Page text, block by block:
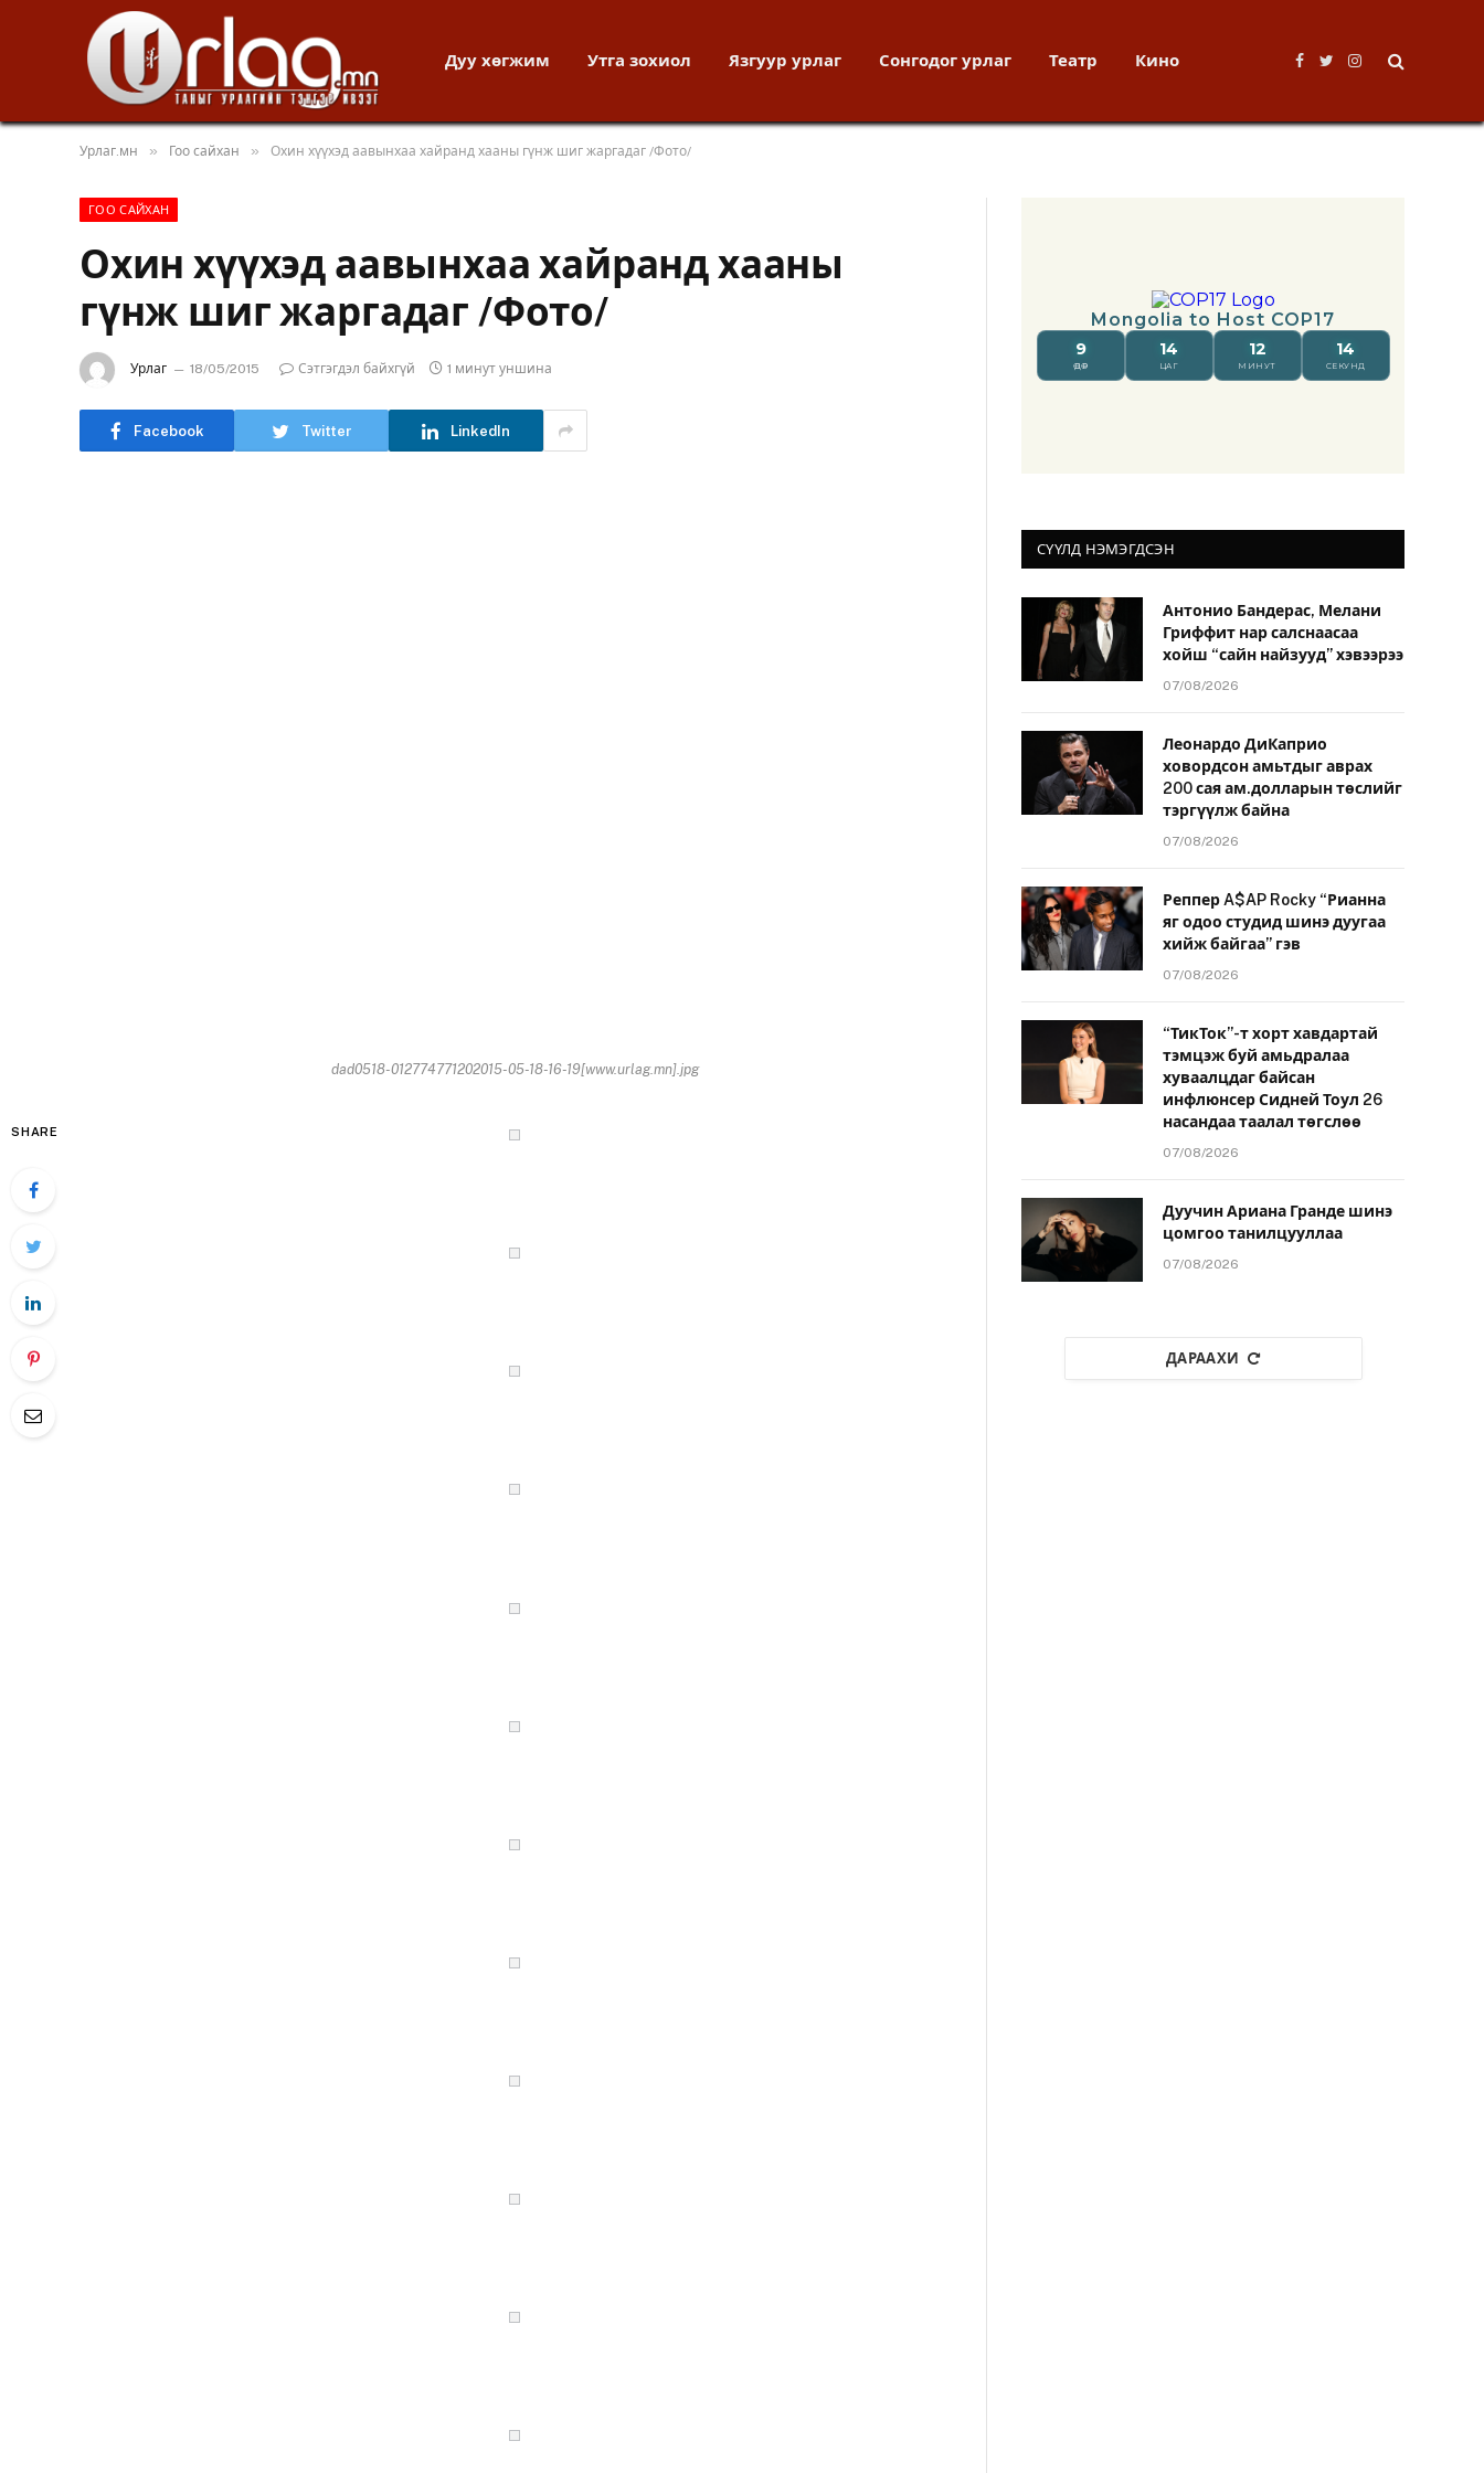
Дуу хөгжим Утга зохиол Язгуур урлаг Сонгодог урлаг Театр Кино
Facebook
TwitterInstagram
Урлаг.мн » Гоо сайхан » Охин хүүхэд аавынхаа хайранд хааны гүнж шиг жаргадаг /Фото/
ГОО САЙХАН
Охин хүүхэд аавынхаа хайранд хааны
гүнж шиг жаргадаг /Фото/
Урлаг 18/05/2015 Сэтгэгдэл байхгүй 1 минут уншина
Facebook Twitter LinkedIn
dad0518-012774771202015-05-18-16-19[www.urlag.mn].jpg
SHARE
СҮҮЛД НЭМЭГДСЭН
Антонио Бандерас, Мелани
Гриффит нар салснаасаа
хойш “сайн найзууд” хэвээрээ
07/08/2026
Леонардо ДиКаприо
ховордсон амьтдыг аврах
200 сая ам.долларын төслийг
тэргүүлж байна
07/08/2026
Реппер A$AP Rocky “Рианна
яг одоо студид шинэ дуугаа
хийж байгаа” гэв
07/08/2026
“ТикТок”-т хорт хавдартай
тэмцэж буй амьдралаа
хуваалцдаг байсан
инфлюнсер Сидней Тоул 26
насандаа таалал төгслөө
07/08/2026
Дуучин Ариана Гранде шинэ
цомгоо танилцууллаа
07/08/2026
ДАРААХИ